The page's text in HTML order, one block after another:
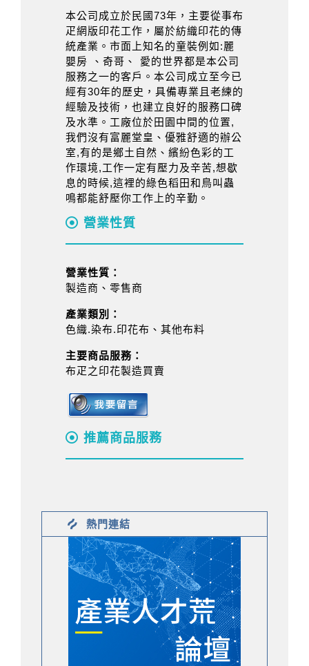
本公司成立於民國73年，主要從事布
疋網版印花工作，屬於紡織印花的傳
統產業。市面上知名的童裝例如:麗
嬰房 、奇哥、 愛的世界都是本公司
服務之一的客戶。本公司成立至今已
經有30年的歷史，具備專業且老練的
經驗及技術，也建立良好的服務口碑
及水準。工廠位於田園中間的位置,
我們沒有富麗堂皇、優雅舒適的辦公
室,有的是鄉土自然、繽紛色彩的工
作環境,工作一定有壓力及辛苦,想歇
息的時候,這裡的綠色稻田和鳥叫蟲
鳴都能舒壓你工作上的辛勤。
營業性質
營業性質：
製造商、零售商
產業類別：
色織.染布.印花布、其他布料
主要商品服務：
布疋之印花製造買賣
推薦商品服務
熱門連結